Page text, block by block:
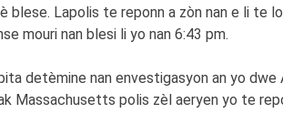
Lapolis te reponn a zòn nan e li te
mouri nan blesi li yo nan 6:43 pm.
detèmine nan envestigasyon an yo
Massachusetts polis zèl aeryen yo te